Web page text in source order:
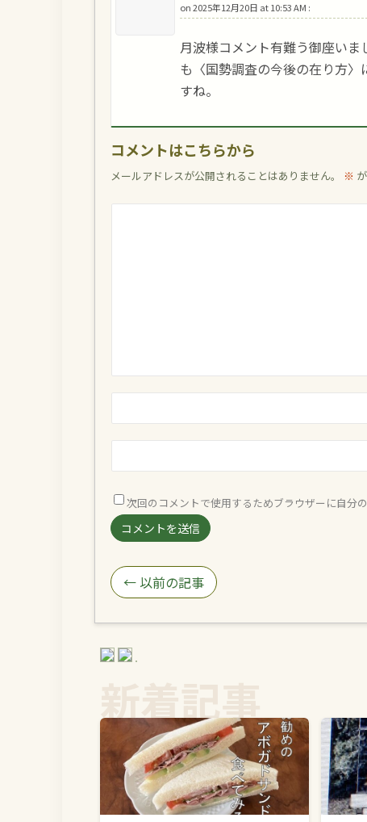
on2025年12月20日 at 10:53 AM :
月波様コメント有難う御座い
も〈国勢調査の今後の在り方
すね。
コメントはこちらから
メールアドレスが公開されることはありません。 ※
次回のコメントで使用するためブラウザーに自分
← 以前の記事